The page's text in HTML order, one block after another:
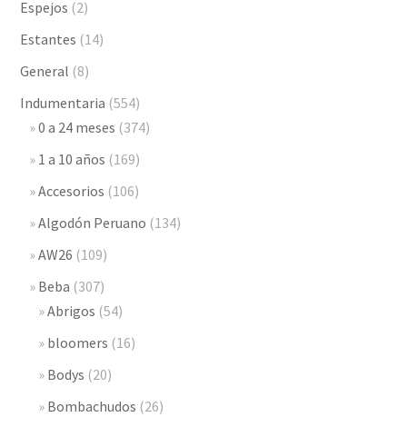
Espejos (2)
Estantes (14)
General (8)
Indumentaria (554)
0 a 24 meses (374)
1 a 10 años (169)
Accesorios (106)
Algodón Peruano (134)
AW26 (109)
Beba (307)
Abrigos (54)
bloomers (16)
Bodys (20)
Bombachudos (26)